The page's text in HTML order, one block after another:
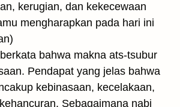
kerugian, dan kekecewaan
mengharapkan pada hari ini
bahwa makna ats-tsubur
Pendapat yang jelas bahwa
kebinasaan, kecelakaan,
Sebagaimana nabi